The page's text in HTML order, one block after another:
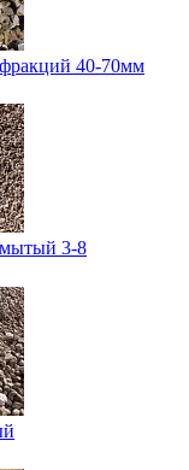
40-70мм
3-8